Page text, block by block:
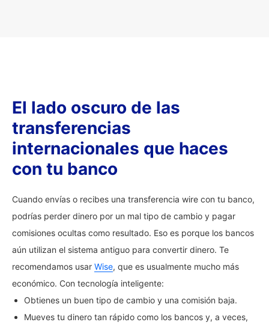
El lado oscuro de las
transferencias
internacionales que haces
con tu banco
Cuando envías o recibes una transferencia wire con tu banco,
podrías perder dinero por un mal tipo de cambio y pagar
comisiones ocultas como resultado. Eso es porque los bancos
aún utilizan el sistema antiguo para convertir dinero. Te
recomendamos usar Wise, que es usualmente mucho más
económico. Con tecnología inteligente:
Obtienes un buen tipo de cambio y una comisión baja.
Mueves tu dinero tan rápido como los bancos y, a veces,